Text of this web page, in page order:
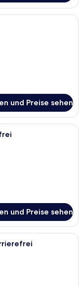
mit zwei Betten,
und Preise sehen
mit einem großen
und Preise sehen
mit zwei Betten,